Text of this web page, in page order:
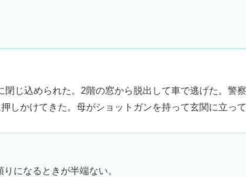
じ込められた。2階の窓から脱出して車で逃げた。警
しかけてきた。母がショットガンを持って玄関に立って
になるときが半端ない。